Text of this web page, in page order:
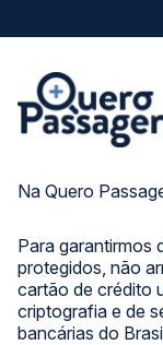
Na Quero
Para garantirmos
protegidos, não
cartão de crédito
criptografia e de
bancárias do